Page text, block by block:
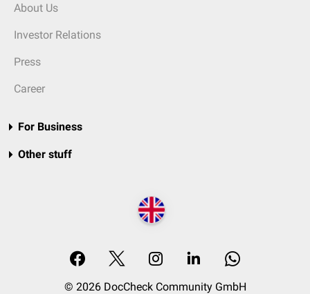
About Us
Investor Relations
Press
Career
For Business
Other stuff
© 2026 DocCheck Community GmbH